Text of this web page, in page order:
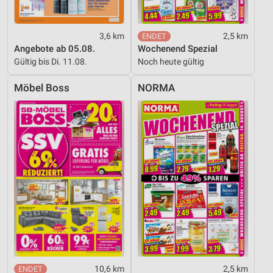
3,6 km
Angebote ab 05.08.
Gültig bis Di. 11.08.
2,5 km
Wochenend Spezial
Noch heute gültig
Möbel Boss
10,6 km
NORMA
2,5 km